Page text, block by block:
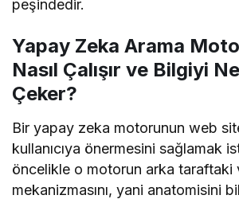
peşindedir.
Yapay Zeka Arama
Nasıl Çalışır ve Bilgiyi
Çeker?
Bir yapay zeka motorunun web
kullanıcıya önermesini sağlamak
öncelikle o motorun arka taraftaki
mekanizmasını, yani anatomisini